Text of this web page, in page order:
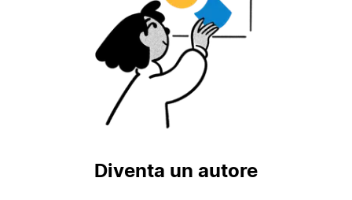
Diventa un autore